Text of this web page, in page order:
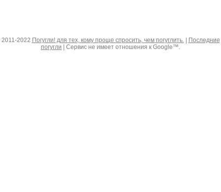
2011-2022 Погугли! для тех, кому проще спросить, чем погуглить.|
Последние
погугли | Сервис не имеет отношения к Google™.